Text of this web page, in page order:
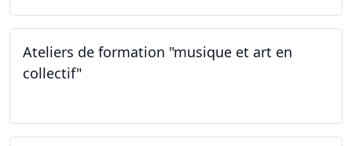
Ateliers de formation "musique et art en
collectif"